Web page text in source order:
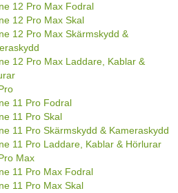
12 Pro Max Fodral
12 Pro Max Skal
12 Pro Max Skärmskydd &
12 Pro Max Laddare, Kablar &
11 Pro Fodral
11 Pro Skal
11 Pro Skärmskydd & Kameraskydd
11 Pro Laddare, Kablar & Hörlurar
Max
11 Pro Max Fodral
11 Pro Max Skal